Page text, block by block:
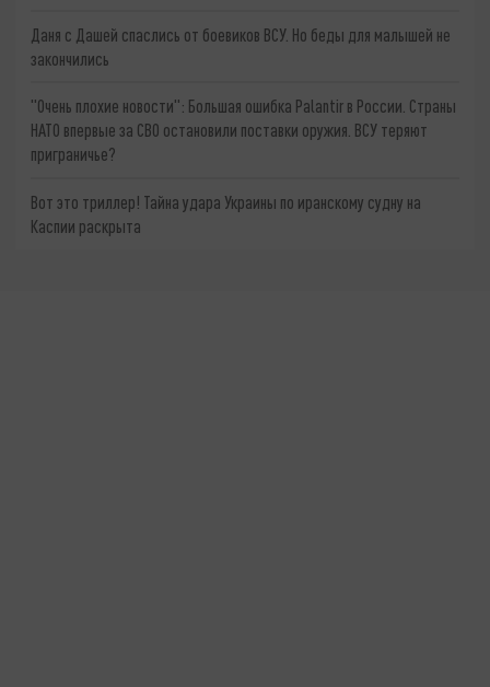
Даня с Дашей спаслись от боевиков ВСУ. Но беды для малышей не
закончились
"Очень плохие новости": Большая ошибка Palantir в России. Страны
НАТО впервые за СВО остановили поставки оружия. ВСУ теряют
приграничье?
Вот это триллер! Тайна удара Украины по иранскому судну на
Каспии раскрыта